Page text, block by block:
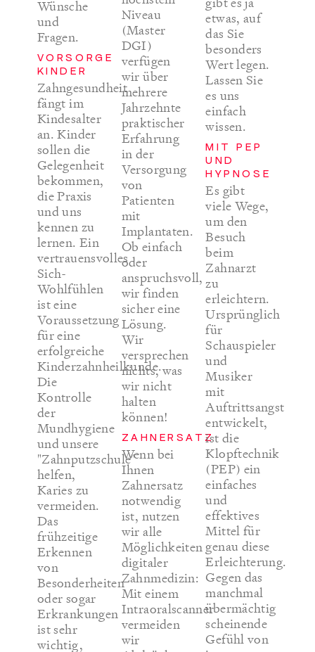
Wünsche
und
Fragen.
VORSORGE
KINDER
Zahngesundheit
fängt im
Kindesalter
an. Kinder
sollen die
Gelegenheit
bekommen,
die Praxis
und uns
kennen zu
lernen. Ein
vertrauensvolles
Sich-
Wohlfühlen
ist eine
Voraussetzung
für eine
erfolgreiche
Kinderzahnheilkunde.
Die
Kontrolle
der
Mundhygiene
und unsere
"Zahnputzschule"
helfen,
Karies zu
vermeiden.
Das
frühzeitige
Erkennen
von
Besonderheiten
oder sogar
Erkrankungen
ist sehr
wichtig,
Niveau
(Master
DGI)
verfügen
wir über
mehrere
Jahrzehnte
praktischer
Erfahrung
in der
Versorgung
von
Patienten
mit
Implantaten.
Ob einfach
oder
anspruchsvoll,
wir finden
sicher eine
Lösung.
Wir
versprechen
nichts, was
wir nicht
halten
können!
ZAHNERSATZ
Wenn bei
Ihnen
Zahnersatz
notwendig
ist, nutzen
wir alle
Möglichkeiten
digitaler
Zahnmedizin:
Mit einem
Intraoralscanner
vermeiden
wir
etwas, auf
das Sie
besonders
Wert legen.
Lassen Sie
es uns
einfach
wissen.
MIT PEP
UND
HYPNOSE
Es gibt
viele Wege,
um den
Besuch
beim
Zahnarzt
zu
erleichtern.
Ursprünglich
für
Schauspieler
und
Musiker
mit
Auftrittsangst
entwickelt,
ist die
Klopftechnik
(PEP) ein
einfaches
und
effektives
Mittel für
genau diese
Erleichterung.
Gegen das
manchmal
übermächtig
scheinende
Gefühl von